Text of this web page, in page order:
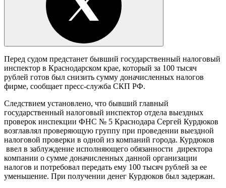
Перед судом предстанет бывший государственный налоговый
инспектор в Краснодарском крае, который за 100 тысяч
рублей готов был снизить сумму доначисленных налогов
фирме, сообщает пресс-служба СКП РФ.
Следствием установлено, что бывший главный
государственный налоговый инспектор отдела выездных
проверок инспекции ФНС № 5 Краснодара Сергей Курдюков
возглавлял проверяющую группу при проведении выездной
налоговой проверки в одной из компаний города. Курдюков
ввел в заблуждение исполняющего обязанности директора
компании о сумме доначисленных данной организации
налогов и потребовал передать ему 100 тысяч рублей за ее
уменьшение. При получении денег Курдюков был задержан.